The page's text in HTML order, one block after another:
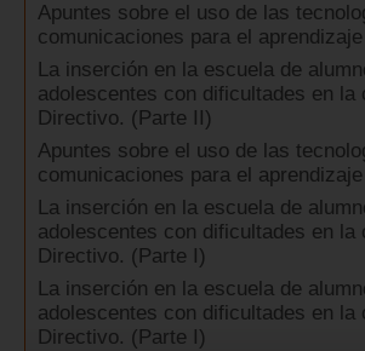
Apuntes sobre el uso de las
comunicaciones para el
La inserción en la escuela de
adolescentes con dificultades en
Directivo. (Parte II)
Apuntes sobre el uso de las
comunicaciones para el
La inserción en la escuela de
adolescentes con dificultades en
Directivo. (Parte I)
La inserción en la escuela de
adolescentes con dificultades en
Directivo. (Parte I)